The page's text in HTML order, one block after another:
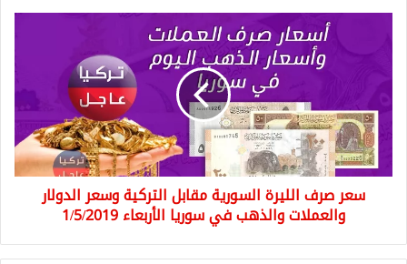
التركية
وسعر
الدولار
والعملات
والذهب
الأربعاء
سعر صرف الليرة السورية مقابل التركية وسعر الدولار
والعملات والذهب في سوريا الأربعاء 1/5/2019